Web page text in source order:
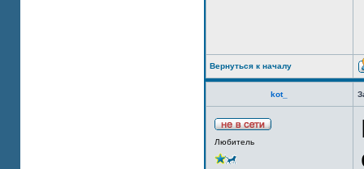
Вернуться к началу
kot_
Любитель